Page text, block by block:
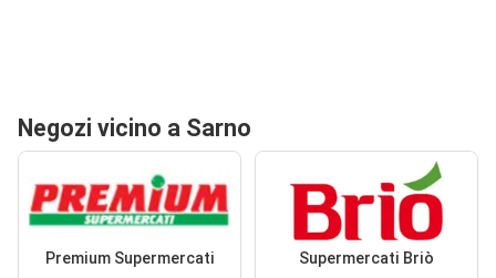
Negozi vicino a Sarno
Premium Supermercati Supermercati Briò